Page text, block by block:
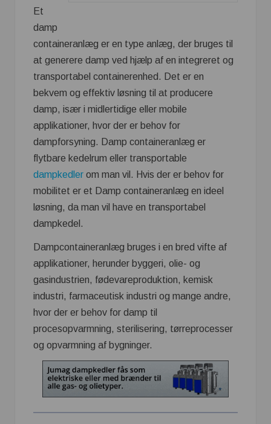
Et
damp
containeranlæg er en type anlæg, der bruges til
at generere damp ved hjælp af en integreret og
transportabel containerenhed. Det er en
bekvem og effektiv løsning til at producere
damp, især i midlertidige eller mobile
applikationer, hvor der er behov for
dampforsyning. Damp containeranlæg er
flytbare kedelrum eller transportable
dampkedler om man vil. Hvis der er behov for
mobilitet er et Damp containeranlæg en ideel
løsning, da man vil have en transportabel
dampkedel.
Dampcontaineranlæg bruges i en bred vifte af
applikationer, herunder byggeri, olie- og
gasindustrien, fødevareproduktion, kemisk
industri, farmaceutisk industri og mange andre,
hvor der er behov for damp til
procesopvarmning, sterilisering, tørreprocesser
og opvarmning af bygninger.